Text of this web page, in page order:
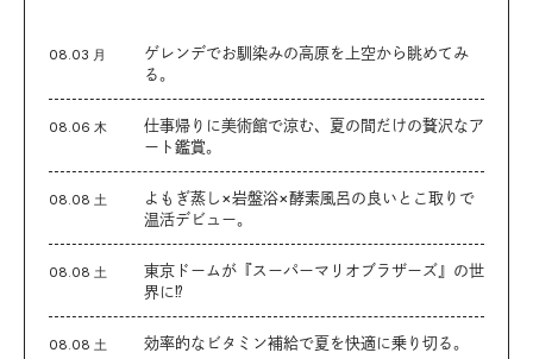
08.03 月
ゲレンデでお馴染みの高原を上空から眺めてみ
る。
08.06 木
仕事帰りに美術館で涼む、夏の間だけの贅沢なア
ート鑑賞。
08.08 土
よもぎ蒸し×岩盤浴×酵素風呂の良いとこ取りで
温活デビュー。
08.08 土
東京ドームが『スーパーマリオブラザーズ』の世
界に⁉︎
08.08 土 効率的なビタミン補給で夏を快適に乗り切る。